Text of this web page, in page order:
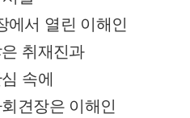
에서 열린 이해인
취재진과
속에
견장은 이해인